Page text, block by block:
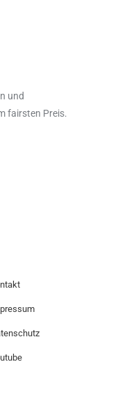
und
fairsten Preis.